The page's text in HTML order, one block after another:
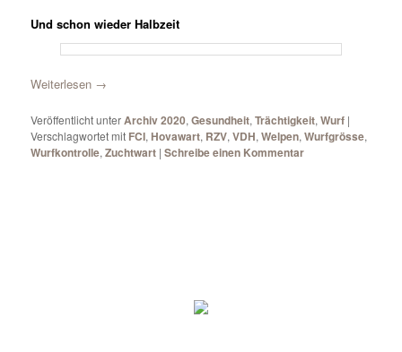
Und schon wieder Halbzeit
Weiterlesen →
Veröffentlicht unterArchiv 2020,Gesundheit,Trächtigkeit,Wurf |
Verschlagwortet mit FCI,Hovawart, RZV,VDH,Welpen,Wurfgrösse,
Wurfkontrolle,Zuchtwart |Schreibe einen Kommentar